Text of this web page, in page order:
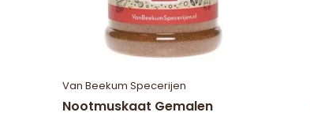
Van Beekum Specerijen
Nootmuskaat Gemalen